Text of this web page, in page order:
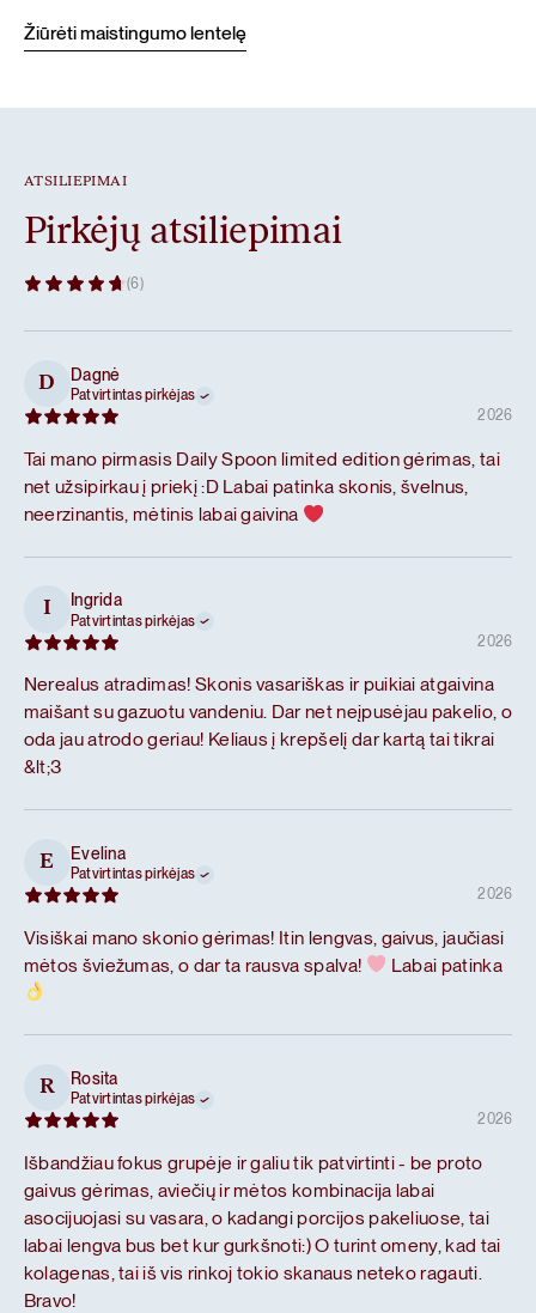
Žiūrėti maistingumo lentelę
ATSILIEPIMAI
Pirkėjų atsiliepimai
(6)
D Dagnė
Patvirtintas pirkėjas
2026
Tai mano pirmasis Daily Spoon limited edition gėrimas, tai
net užsipirkau į priekį :D Labai patinka skonis, švelnus,
neerzinantis, mėtinis labai gaivina
I Ingrida
Patvirtintas pirkėjas
2026
Nerealus atradimas! Skonis vasariškas ir puikiai atgaivina
maišant su gazuotu vandeniu. Dar net neįpusėjau pakelio, o
oda jau atrodo geriau! Keliaus į krepšelį dar kartą tai tikrai
&lt;3
E Evelina
Patvirtintas pirkėjas
2026
Visiškai mano skonio gėrimas! Itin lengvas, gaivus, jaučiasi
mėtos šviežumas, o dar ta rausva spalva!
Labai patinka
R Rosita
Patvirtintas pirkėjas
2026
Išbandžiau fokus grupėje ir galiu tik patvirtinti - be proto
gaivus gėrimas, aviečių ir mėtos kombinacija labai
asocijuojasi su vasara, o kadangi porcijos pakeliuose, tai
labai lengva bus bet kur gurkšnoti:) O turint omeny, kad tai
kolagenas, tai iš vis rinkoj tokio skanaus neteko ragauti.
Bravo!